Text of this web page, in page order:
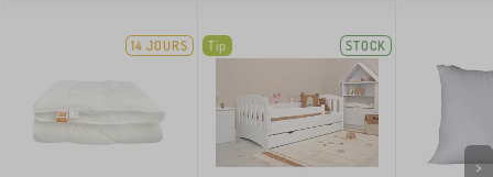
14 JOURS Tip STOCK
>